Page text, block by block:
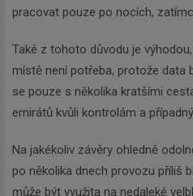
pracovat pouze po nocích,
Také z tohoto důvodu je
místě není potřeba, protože data
se pouze s několika kratšími
emirátů kvůli kontrolám a
Na jakékoliv závěry ohledně
po několika dnech provozu příliš
může být využita na nedaleké